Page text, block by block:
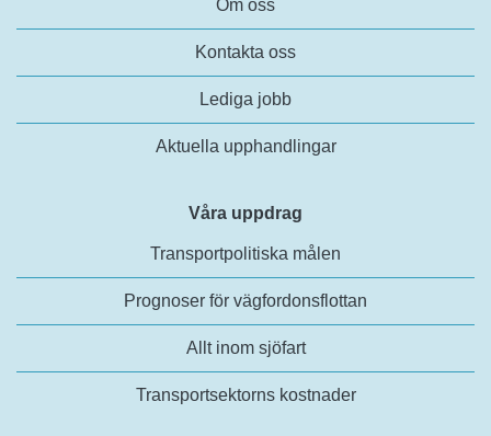
Om oss
Kontakta oss
Lediga jobb
Aktuella upphandlingar
Våra uppdrag
Transportpolitiska målen
Prognoser för vägfordonsflottan
Allt inom sjöfart
Transportsektorns kostnader